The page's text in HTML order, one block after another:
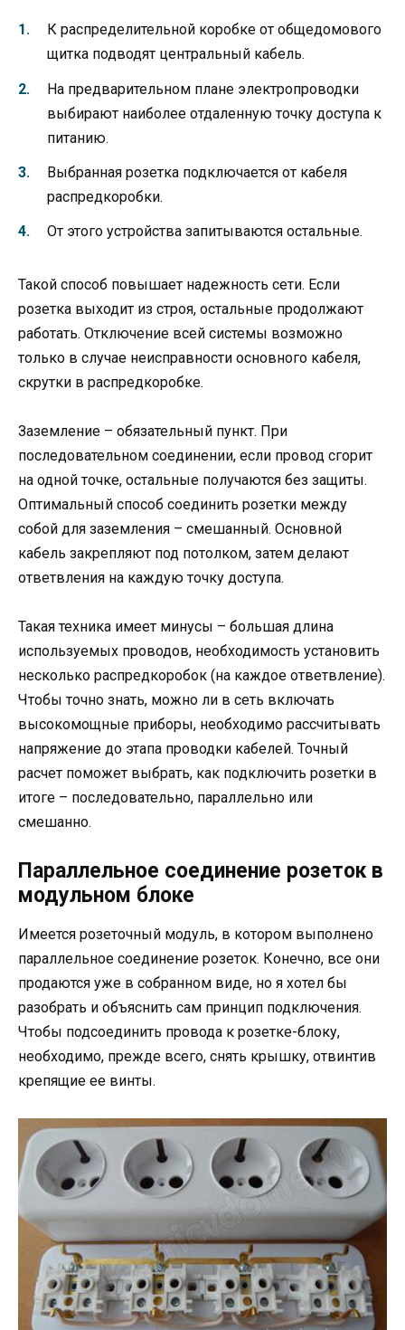
К распределительной коробке от общедомового
щитка подводят центральный кабель.
На предварительном плане электропроводки
выбирают наиболее отдаленную точку доступа к
питанию.
Выбранная розетка подключается от кабеля
распредкоробки.
От этого устройства запитываются остальные.
Такой способ повышает надежность сети. Если
розетка выходит из строя, остальные продолжают
работать. Отключение всей системы возможно
только в случае неисправности основного кабеля,
скрутки в распредкоробке.
Заземление – обязательный пункт. При
последовательном соединении, если провод сгорит
на одной точке, остальные получаются без защиты.
Оптимальный способ соединить розетки между
собой для заземления – смешанный. Основной
кабель закрепляют под потолком, затем делают
ответвления на каждую точку доступа.
Такая техника имеет минусы – большая длина
используемых проводов, необходимость установить
несколько распредкоробок (на каждое ответвление).
Чтобы точно знать, можно ли в сеть включать
высокомощные приборы, необходимо рассчитывать
напряжение до этапа проводки кабелей. Точный
расчет поможет выбрать, как подключить розетки в
итоге – последовательно, параллельно или
смешанно.
Параллельное соединение розеток в
модульном блоке
Имеется розеточный модуль, в котором выполнено
параллельное соединение розеток. Конечно, все они
продаются уже в собранном виде, но я хотел бы
разобрать и объяснить сам принцип подключения.
Чтобы подсоединить провода к розетке-блоку,
необходимо, прежде всего, снять крышку, отвинтив
крепящие ее винты.